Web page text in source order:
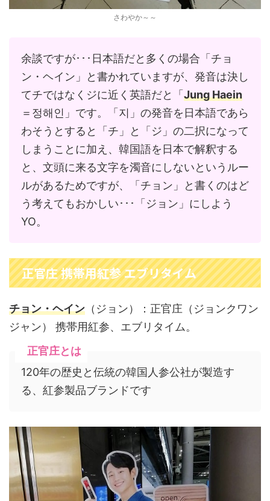
さわやか～～
余談ですが･･･日本語だと多くの場合「チョ
ン・ヘイン」と書かれていますが、発音は決し
てチではなくジに近く英語だと「 Jung Haein
＝정해인」です。「지」の発音を日本語であら
わそうとすると「チ」と「ジ」の二択になって
しまうことに加え、韓国語を日本で解釈する
と、文頭に来る文字を濁音にしないというルー
ルがあるためですが、「チョン」と書くのはど
う考えてもおかしい･･･「ジョン」にしよう
YO。
正官庄 携帯用紅参 エブリタイム
チョン・ヘイン （ジョン）：正官庄（ジョンクワン
ジャン） 携帯用紅参、エブリタイム。
正官庄とは
120年の歴史と伝統の韓国人参公社が製造す
る、紅参製品ブランドです